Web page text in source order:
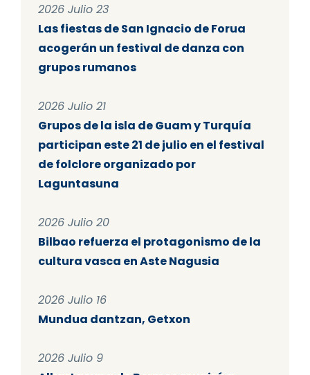
2026 Julio 23
Las fiestas de San Ignacio de Forua
acogerán un festival de danza con
grupos rumanos
2026 Julio 21
Grupos de la isla de Guam y Turquía
participan este 21 de julio en el festival
de folclore organizado por
Laguntasuna
2026 Julio 20
Bilbao refuerza el protagonismo de la
cultura vasca en Aste Nagusia
2026 Julio 16
Mundua dantzan, Getxon
2026 Julio 9